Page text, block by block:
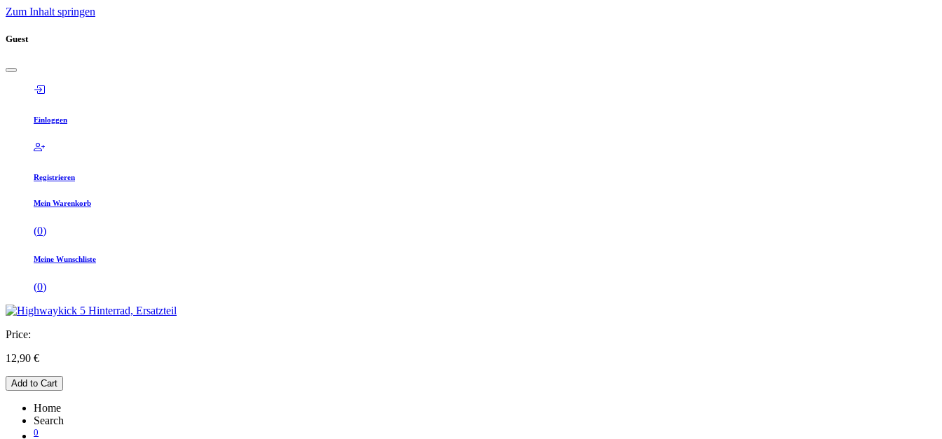
Zum Inhalt springen
Guest
Einloggen
Registrieren
Mein Warenkorb
(0)
Meine Wunschliste
(0)
Price:
12,90 €
Add to Cart
Home
Search
0